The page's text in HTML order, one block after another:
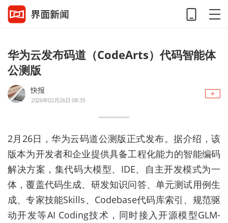
华为云发布码道（CodeArts）代码智能体
公测版
快报
2026年02月26日 08:35
2月26日，华为云码道公测版正式发布。据介绍，该
版本为开发者和企业提供具备工程化能力的智能编码
解决方案，集代码大模型、IDE、自主开发模式为一
体，覆盖代码生成、研发知识问答、单元测试用例生
成、专家技能Skills、Codebase代码库索引、规范驱
动开发等AI Coding技术，同时接入开源模型GLM-